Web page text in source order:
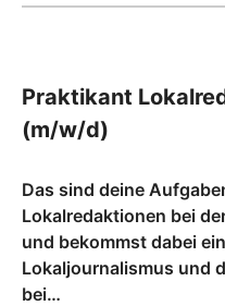
Praktikant
(m/w/d)
Das sind deine
Lokalredaktionen bei
und bekommst dabei
Lokaljournalismus und
bei…